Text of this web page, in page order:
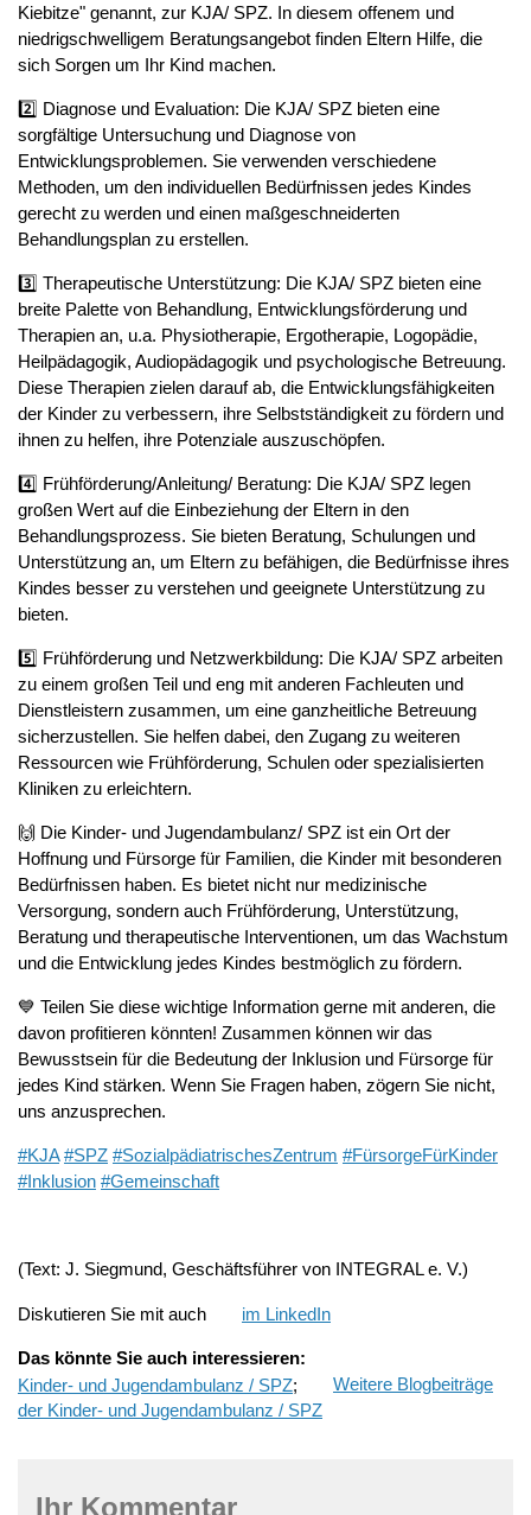
Kiebitze" genannt, zur KJA/ SPZ. In diesem offenem und
niedrigschwelligem Beratungsangebot finden Eltern Hilfe, die
sich Sorgen um Ihr Kind machen.
2️⃣ Diagnose und Evaluation: Die KJA/ SPZ bieten eine
sorgfältige Untersuchung und Diagnose von
Entwicklungsproblemen. Sie verwenden verschiedene
Methoden, um den individuellen Bedürfnissen jedes Kindes
gerecht zu werden und einen maßgeschneiderten
Behandlungsplan zu erstellen.
3️⃣ Therapeutische Unterstützung: Die KJA/ SPZ bieten eine
breite Palette von Behandlung, Entwicklungsförderung und
Therapien an, u.a. Physiotherapie, Ergotherapie, Logopädie,
Heilpädagogik, Audiopädagogik und psychologische Betreuung.
Diese Therapien zielen darauf ab, die Entwicklungsfähigkeiten
der Kinder zu verbessern, ihre Selbstständigkeit zu fördern und
ihnen zu helfen, ihre Potenziale auszuschöpfen.
4️⃣ Frühförderung/Anleitung/ Beratung: Die KJA/ SPZ legen
großen Wert auf die Einbeziehung der Eltern in den
Behandlungsprozess. Sie bieten Beratung, Schulungen und
Unterstützung an, um Eltern zu befähigen, die Bedürfnisse ihres
Kindes besser zu verstehen und geeignete Unterstützung zu
bieten.
5️⃣ Frühförderung und Netzwerkbildung: Die KJA/ SPZ arbeiten
zu einem großen Teil und eng mit anderen Fachleuten und
Dienstleistern zusammen, um eine ganzheitliche Betreuung
sicherzustellen. Sie helfen dabei, den Zugang zu weiteren
Ressourcen wie Frühförderung, Schulen oder spezialisierten
Kliniken zu erleichtern.
🙌 Die Kinder- und Jugendambulanz/ SPZ ist ein Ort der
Hoffnung und Fürsorge für Familien, die Kinder mit besonderen
Bedürfnissen haben. Es bietet nicht nur medizinische
Versorgung, sondern auch Frühförderung, Unterstützung,
Beratung und therapeutische Interventionen, um das Wachstum
und die Entwicklung jedes Kindes bestmöglich zu fördern.
💙 Teilen Sie diese wichtige Information gerne mit anderen, die
davon profitieren könnten! Zusammen können wir das
Bewusstsein für die Bedeutung der Inklusion und Fürsorge für
jedes Kind stärken. Wenn Sie Fragen haben, zögern Sie nicht,
uns anzusprechen.
#KJA #SPZ #SozialpädiatrischesZentrum #FürsorgeFürKinder
#Inklusion #Gemeinschaft
(Text: J. Siegmund, Geschäftsführer von INTEGRAL e. V.)
Diskutieren Sie mit auch im LinkedIn
Das könnte Sie auch interessieren:
Kinder- und Jugendambulanz / SPZ;
Weitere Blogbeiträge
der Kinder- und Jugendambulanz / SPZ
Ihr Kommentar